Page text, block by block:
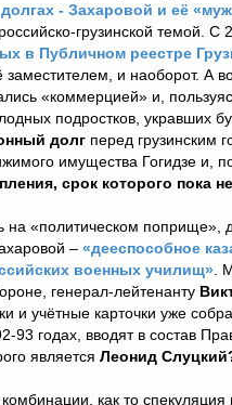
- Захаровой и её
грузинской темой. С
в Публичном реестре
заместителем, и наоборот. А
«коммерцией» и,
подростков, укравших
долг перед грузинским
имущества Гогидзе и,
срок которого пока
«политическом поприще»,
– «дееспособное
военных училищ» .
генерал-лейтенанту
и учётные карточки уже
93 годах, вводят в состав
является Леонид
как то